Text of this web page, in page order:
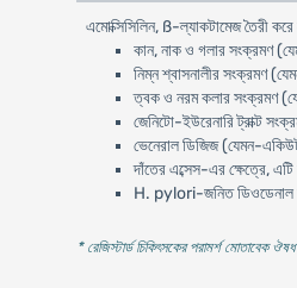
এমোক্সিসিলিন, ß-ল্যাকটামেজ তৈরী
কান, নাক ও গলার সংক্রমণ
নিম্ন শ্বাসনালীর সংক্রমণ
ত্বক ও নরম কলার সংক্রমণ
জেনিটো-ইউরেনারি ট্রাক্ট
ভেনেরাল ডিজিজ (যেমন-
দাঁতের এব্সেস-এর ক্ষেত্রে, এটি
H. pylori-জনিত ডিওডেনাল
* রেজিস্টার্ড চিকিৎসকের পরামর্শ মোতাবেক